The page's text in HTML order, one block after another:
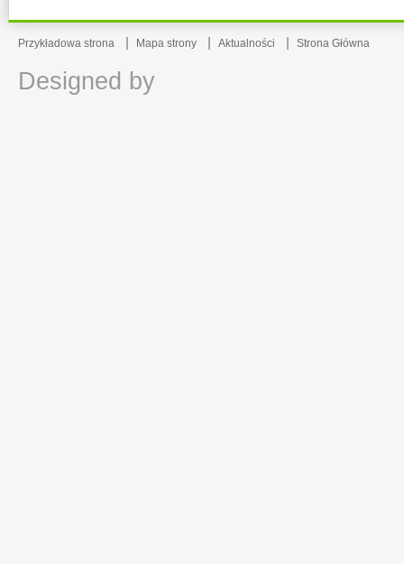
Przykładowa strona Mapa strony Aktualności Strona Główna
Designed by